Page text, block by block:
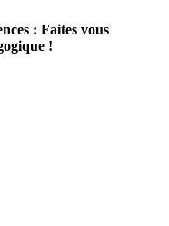
: Faites vous
!